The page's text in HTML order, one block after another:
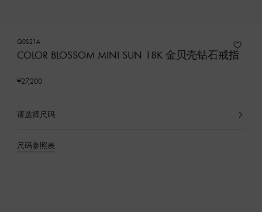
Q0S21A
COLOR BLOSSOM MINI SUN 18K 金贝壳钻石戒指
¥27,200
请选择尺码
已
品
尺码参照表